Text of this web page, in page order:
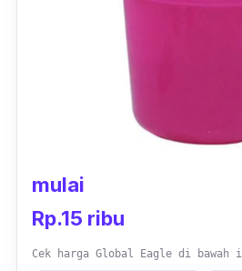
mulai
Rp.15 ribu
Cek harga Global Eagle di bawah